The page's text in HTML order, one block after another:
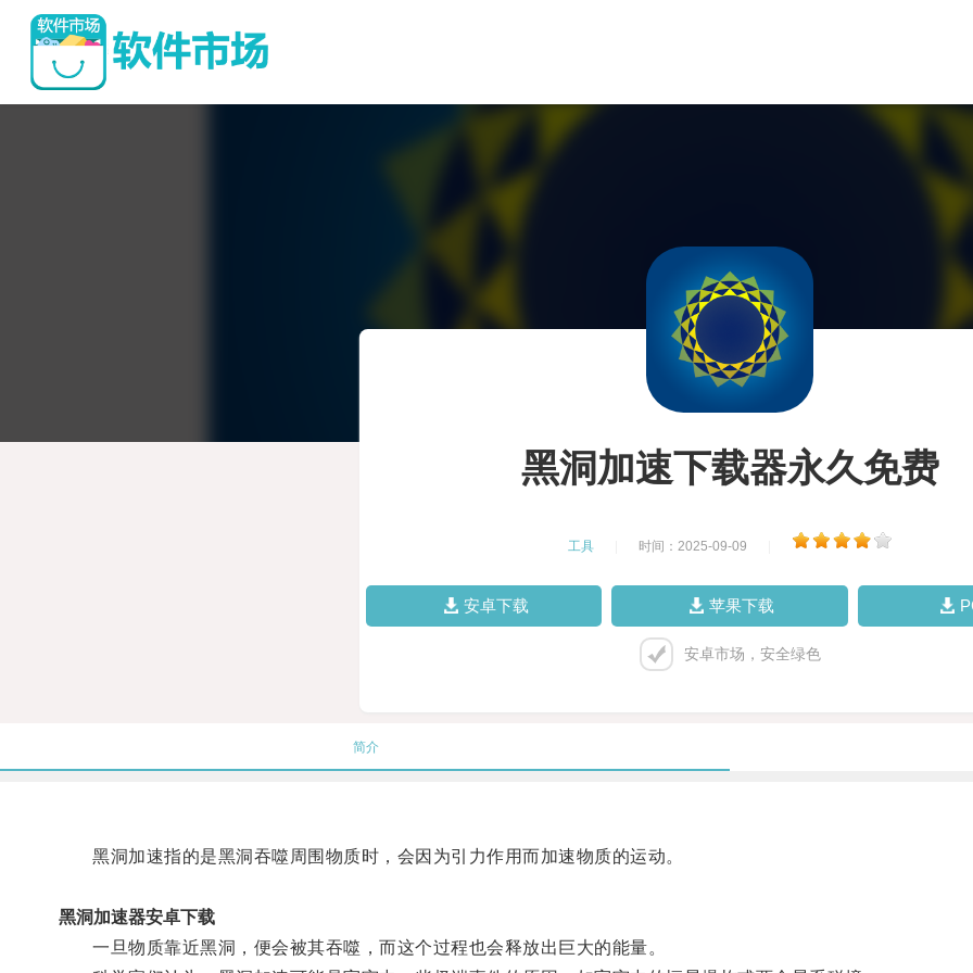
黑洞加速下载器永久免费
工具 时间：2025-09-09
安卓下载 苹果下载
安卓市场，安全绿色
简介
黑洞加速指的是黑洞吞噬周围物质时，会因为引力作用而加速物质的运动。
黑洞加速器安卓下载
一旦物质靠近黑洞，便会被其吞噬，而这个过程也会释放出巨大的能量。